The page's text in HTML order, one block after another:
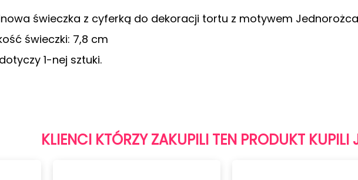
świeczka z cyferką do dekoracji tortu z motywem
świeczki: 7,8 cm
1-nej sztuki.
KLIENCI KTÓRZY ZAKUPILI TEN PRODUKT KUPILI